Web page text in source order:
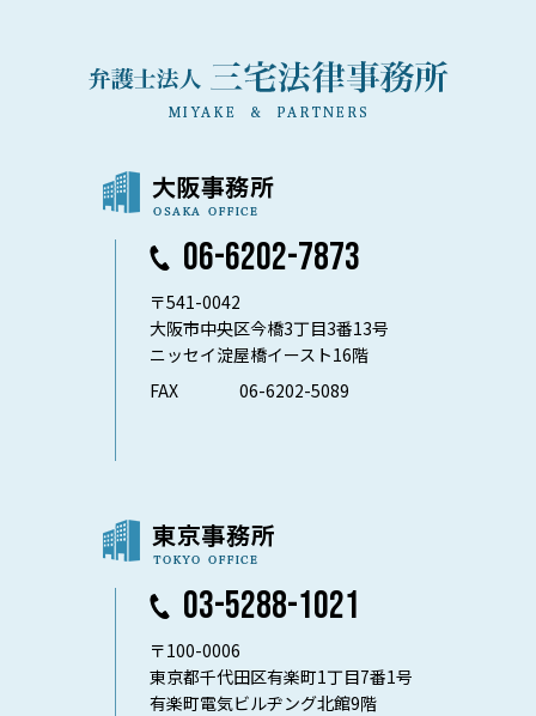
06-6202-7873
〒541-0042
大阪市中央区今橋3丁目3番13号
ニッセイ淀屋橋イースト16階
FAX
06-6202-5089
03-5288-1021
〒100-0006
東京都千代田区有楽町1丁目7番1号
有楽町電気ビルヂング北館9階